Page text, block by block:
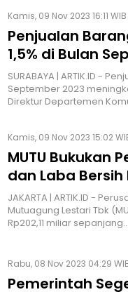
Kamis, 09 Nov 2023 16:11 WIB
Penjualan
1,5% di Bulan
SURABAYA | ARTIK.ID -
September 2023
Direktur Departemen
Kamis, 09 Nov 2023 15:02
MUTU Bukukan
dan Laba Bersih
JAKARTA | ARTIK.ID -
Mutuagung Lestari Tbk
Rp202,11 miliar sepanjang…
Rabu, 08 Nov 2023 04:29
Pemerintah